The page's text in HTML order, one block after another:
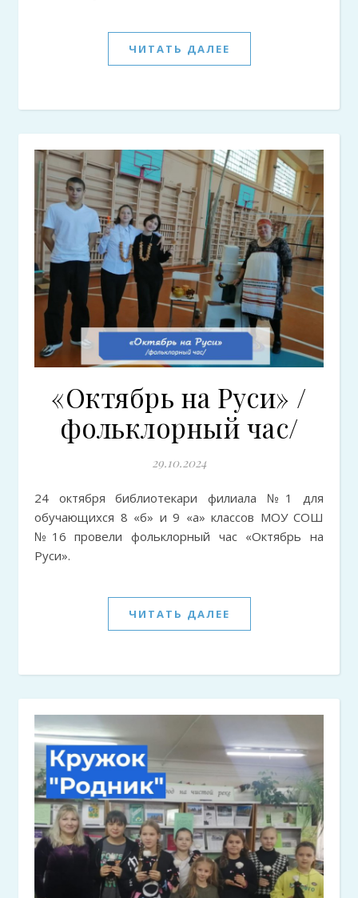
ЧИТАТЬ ДАЛЕЕ
«Октябрь на Руси» /
фольклорный час/
29.10.2024
24 октября библиотекари филиала №1 для
обучающихся 8 «б» и 9 «а» классов МОУ СОШ
№16 провели фольклорный час «Октябрь на
Руси».
ЧИТАТЬ ДАЛЕЕ